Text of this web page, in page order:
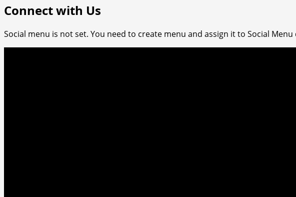
Connect with Us
Social menu is not set. You need to create menu and assign it to Social Menu